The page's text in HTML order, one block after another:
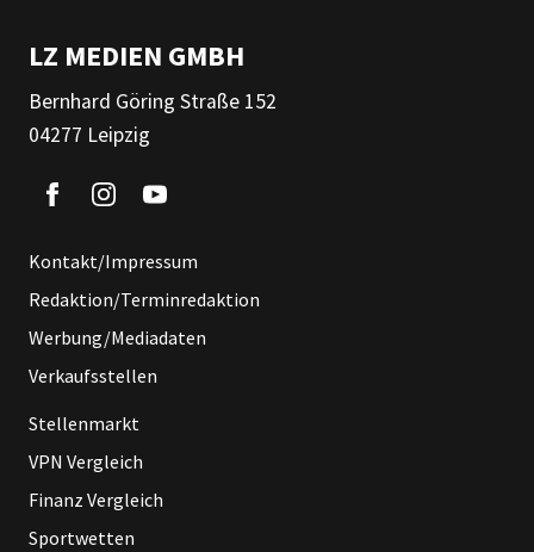
LZ MEDIEN GMBH
Bernhard Göring Straße 152
04277 Leipzig
Kontakt/Impressum
Redaktion/Terminredaktion
Werbung/Mediadaten
Verkaufsstellen
Stellenmarkt
VPN Vergleich
Finanz Vergleich
Sportwetten